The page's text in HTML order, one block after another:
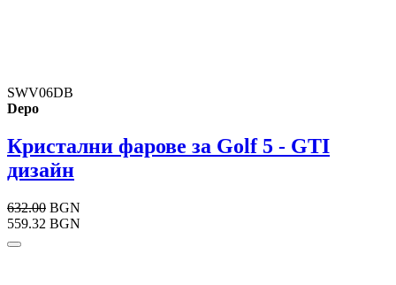
SWV06DB
Depo
Кристални фарове за Golf 5 - GTI
дизайн
632.00 BGN
559.32 BGN